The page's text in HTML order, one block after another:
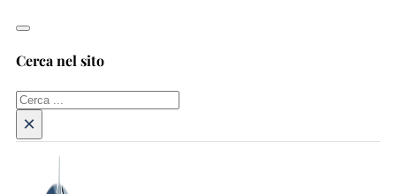
Cerca nel sito
Cerca
×